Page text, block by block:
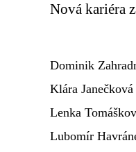
Nová kariéra
Dominik
Klára Janečková
Lenka
Lubomír